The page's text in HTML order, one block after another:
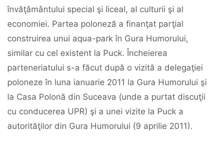
învăţământului special şi liceal, al culturii şi al
economiei. Partea poloneză a finanţat parţial
construirea unui aqua-park în Gura Humorului,
similar cu cel existent la Puck. Încheierea
parteneriatului s-a făcut după o vizită a delegaţiei
poloneze în luna ianuarie 2011 la Gura Humorului şi
la Casa Polonă din Suceava (unde a purtat discuţii
cu conducerea UPR) şi a unei vizite la Puck a
autorităţilor din Gura Humorului (9 aprilie 2011).